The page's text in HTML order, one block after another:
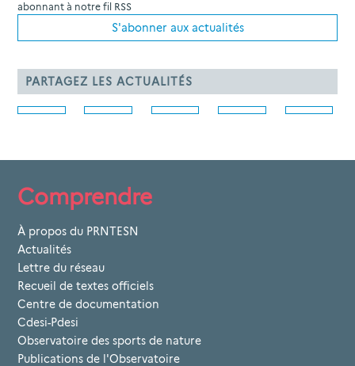
abonnant à notre fil RSS
S'abonner aux actualités
PARTAGEZ LES ACTUALITÉS
Comprendre
À propos du PRNTESN
Actualités
Lettre du réseau
Recueil de textes officiels
Centre de documentation
Cdesi-Pdesi
Observatoire des sports de nature
Publications de l'Observatoire